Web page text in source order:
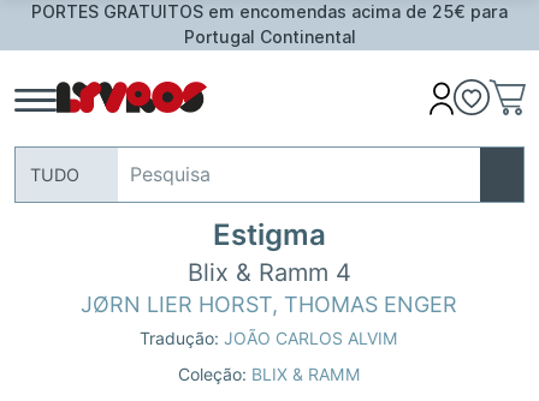
PORTES GRATUITOS em encomendas acima de 25€ para
Portugal Continental
TUDO
Estigma
Blix & Ramm 4
JØRN LIER HORST, THOMAS ENGER
Tradução:JOÃO CARLOS ALVIM
Coleção: BLIX & RAMM